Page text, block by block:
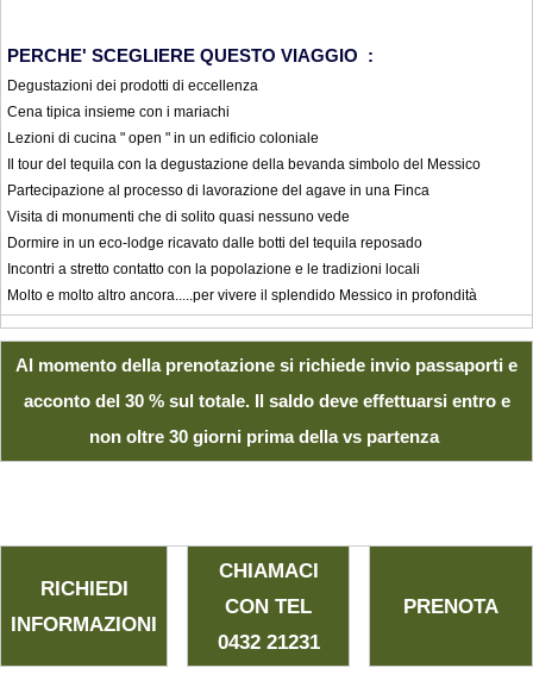
PERCHE' SCEGLIERE QUESTO VIAGGIO :
Degustazioni dei prodotti di eccellenza
Cena tipica insieme con i mariachi
Lezioni di cucina " open " in un edificio coloniale
Il tour del tequila con la degustazione della bevanda simbolo del Messico
Partecipazione al processo di lavorazione del agave in una Finca
Visita di monumenti che di solito quasi nessuno vede
Dormire in un eco-lodge ricavato dalle botti del tequila reposado
Incontri a stretto contatto con la popolazione e le tradizioni locali
Molto e molto altro ancora.....per vivere il splendido Messico in profondità
Al momento della prenotazione si richiede invio passaporti e
acconto del 30 % sul totale. Il saldo deve effettuarsi entro e
non oltre 30 giorni prima della vs partenza
RICHIEDI
INFORMAZIONI
CHIAMACI
CON TEL
0432 21231
PRENOTA